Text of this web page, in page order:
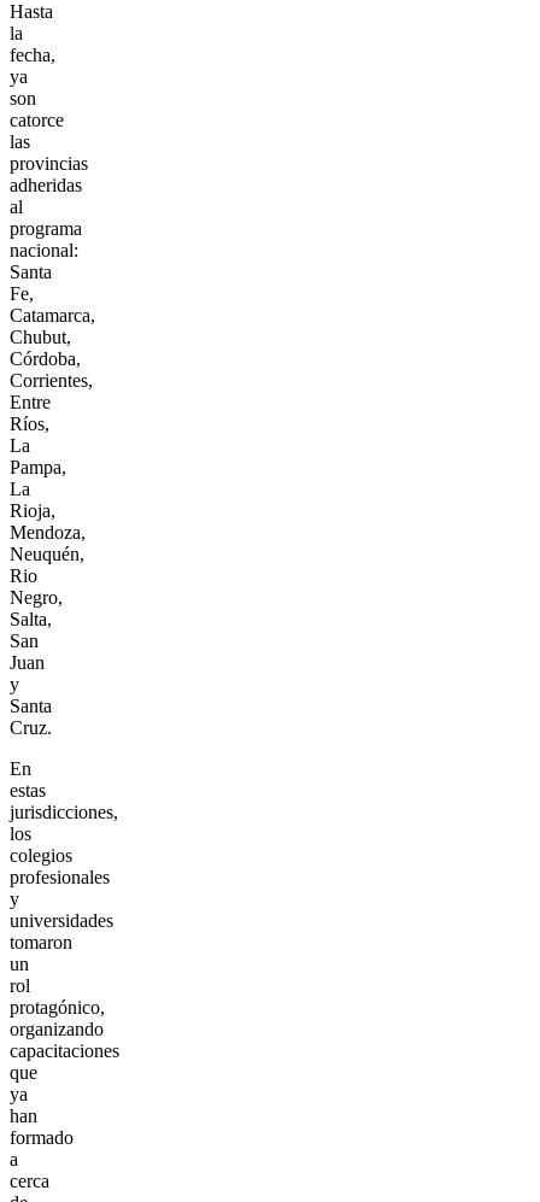
Hasta
la
fecha,
ya
son
catorce
las
provincias
adheridas
al
programa
nacional:
Santa
Fe,
Catamarca,
Chubut,
Córdoba,
Corrientes,
Entre
Ríos,
La
Pampa,
La
Rioja,
Mendoza,
Neuquén,
Rio
Negro,
Salta,
San
Juan
y
Santa
Cruz.
En
estas
jurisdicciones,
los
colegios
profesionales
y
universidades
tomaron
un
rol
protagónico,
organizando
capacitaciones
que
ya
han
formado
a
cerca